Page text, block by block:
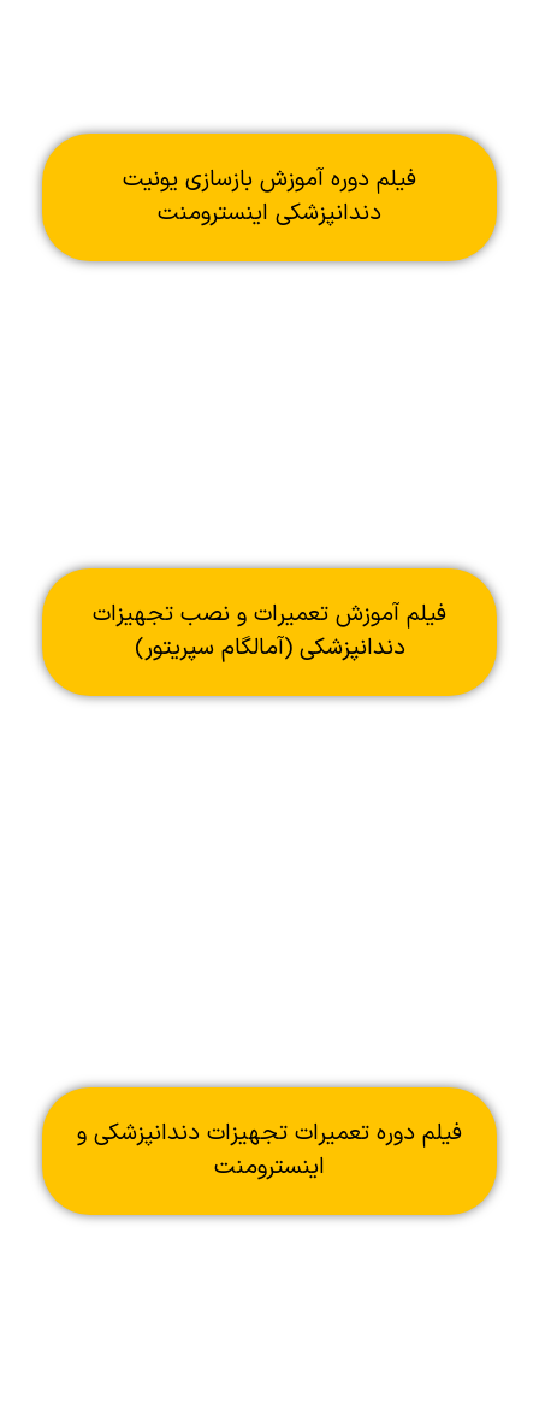
فیلم دوره آموزش بازسازی یونیت
دندانپزشکی اینسترومنت
فیلم آموزش تعمیرات و نصب تجهیزات
دندانپزشکی (آمالگام سپریتور)
فیلم دوره تعمیرات تجهیزات دندانپزشکی و
اینسترومنت